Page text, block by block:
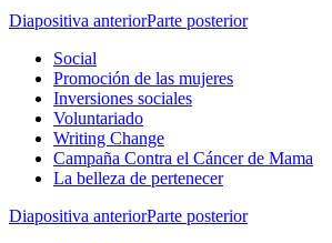
Diapositiva anteriorParte posterior
Social
Promoción de las mujeres
Inversiones sociales
Voluntariado
Writing Change
Campaña Contra el Cáncer de Mama
La belleza de pertenecer
Diapositiva anteriorParte posterior